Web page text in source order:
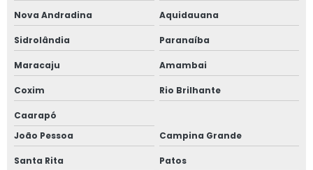
Nova Andradina Aquidauana
Sidrolândia Paranaíba
Maracaju Amambai
Coxim Rio Brilhante
Caarapó
João Pessoa
Campina Grande
Santa Rita Patos